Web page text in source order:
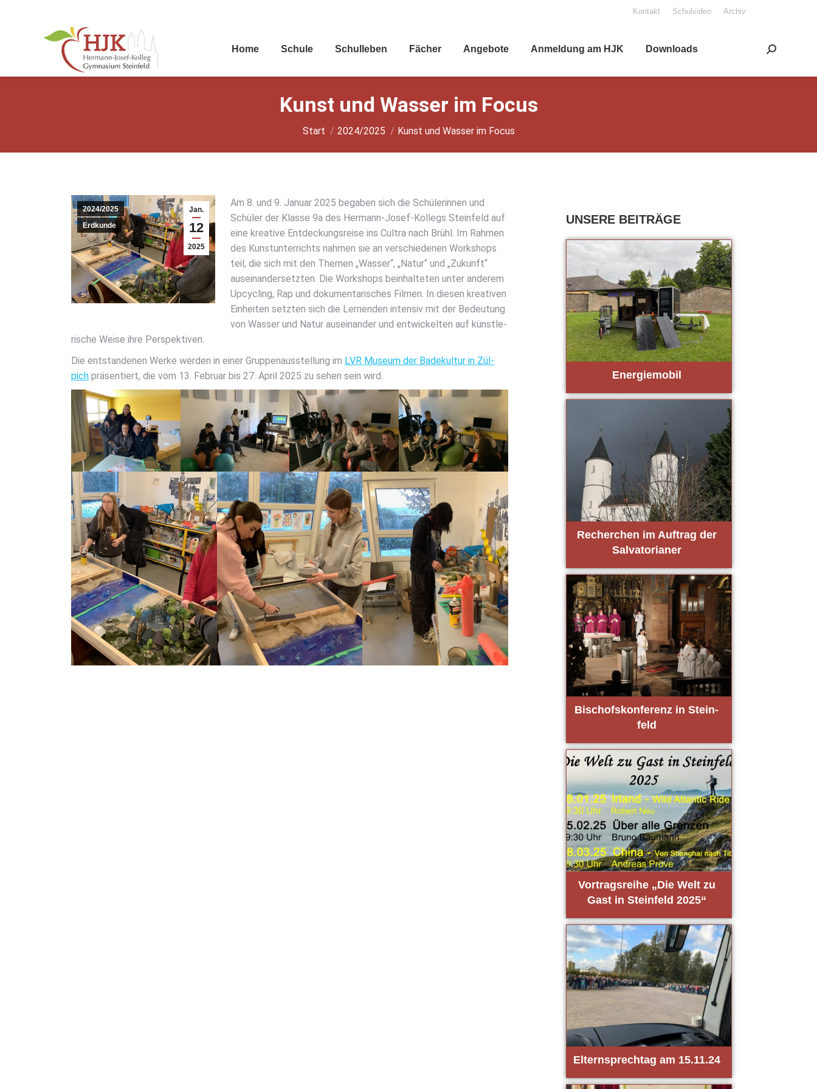
Kon­takt Schul­vi­deo Archiv
Home Schu­le Schul­le­ben Fächer Ange­bo­te Anmel­dung am HJK Down­loads Search:
Kunst und Was­ser im Focus
Sie befinden sich hier:
Start 2024/2025 Kunst und Was­ser im Focus
Jan.
12
2025
2024/2025
Erdkunde
Am 8. und 9. Janu­ar 2025 bega­ben sich die Schü­le­rin­nen und
Schü­ler der Klas­se 9a des Her­mann-Josef-Kol­legs Stein­feld auf
eine krea­ti­ve Ent­de­ckungs­rei­se ins Cul­tra nach Brühl. Im Rah­men
des Kunst­un­ter­richts nah­men sie an ver­schie­de­nen Work­shops
teil, die sich mit den The­men „Was­ser“, „Natur“ und „Zukunft“
aus­ein­an­der­setz­ten. Die Work­shops beinhal­te­ten unter ande­rem
Upcy­cling, Rap und doku­men­ta­ri­sches Fil­men. In die­sen krea­ti­ven
Ein­hei­ten setz­ten sich die Ler­nen­den inten­siv mit der Bedeu­tung
von Was­ser und Natur aus­ein­an­der und ent­wi­ckel­ten auf künst­le­
ri­sche Wei­se ihre Per­spek­ti­ven.
Die ent­stan­de­nen Wer­ke wer­den in einer Grup­pen­aus­stel­lung im LVR Muse­um der Bade­kul­tur in Zül­
pich prä­sen­tiert, die vom 13. Febru­ar bis 27. April 2025 zu sehen sein wird. Ener­gie­mo­bil
Recher­chen im Auf­trag der
Sal­va­to­ria­ner
Bischofs­kon­fe­renz in Stein­
feld
Vor­trags­rei­he „Die Welt zu
Gast in Stein­feld 2025“
Eltern­sprech­tag am 15.11.24